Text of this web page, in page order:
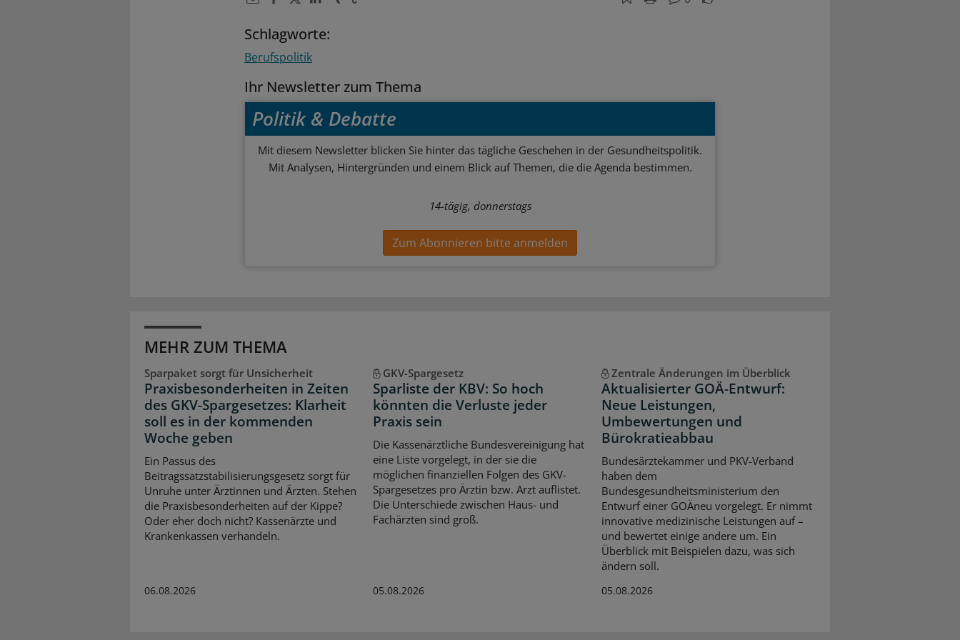
Schlagworte:
Berufspolitik
Ihr Newsletter zum Thema
Politik & Debatte
Mit diesem Newsletter blicken Sie hinter das tägliche Geschehen in der Gesundheitspolitik.
Mit Analysen, Hintergründen und einem Blick auf Themen, die die Agenda bestimmen.
14-tägig, donnerstags
Zum Abonnieren bitte anmelden
MEHR ZUM THEMA
Sparpaket sorgt für Unsicherheit
Praxisbesonderheiten in Zeiten
des GKV-Spargesetzes: Klarheit
soll es in der kommenden
Woche geben
Ein Passus des
Beitragssatzstabilisierungsgesetz sorgt für
Unruhe unter Ärztinnen und Ärzten. Stehen
die Praxisbesonderheiten auf der Kippe?
Oder eher doch nicht? Kassenärzte und
Krankenkassen verhandeln.
06.08.2026
GKV-Spargesetz
Sparliste der KBV: So hoch
könnten die Verluste jeder
Praxis sein
Die Kassenärztliche Bundesvereinigung hat
eine Liste vorgelegt, in der sie die
möglichen finanziellen Folgen des GKV-
Spargesetzes pro Ärztin bzw. Arzt auflistet.
Die Unterschiede zwischen Haus- und
Fachärzten sind groß.
05.08.2026
Zentrale Änderungen im Überblick
Aktualisierter GOÄ-Entwurf:
Neue Leistungen,
Umbewertungen und
Bürokratieabbau
Bundesärztekammer und PKV-Verband
haben dem
Bundesgesundheitsministerium den
Entwurf einer GOÄneu vorgelegt. Er nimmt
innovative medizinische Leistungen auf –
und bewertet einige andere um. Ein
Überblick mit Beispielen dazu, was sich
ändern soll.
05.08.2026